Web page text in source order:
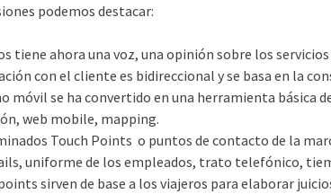
podemos destacar:
tiene ahora una voz, una opinión sobre los
con el cliente es bidireccional y se basa en la
móvil se ha convertido en una herramienta básica
web mobile, mapping.
Touch Points o puntos de contacto de la
uniforme de los empleados, trato telefónico,
sirven de base a los viajeros para elaborar